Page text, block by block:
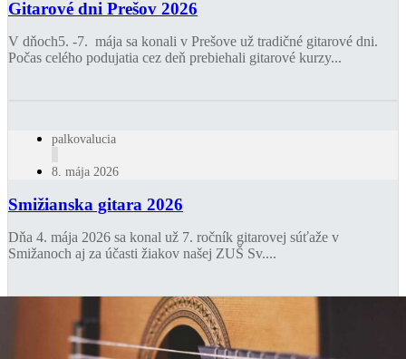
Gitarové dni Prešov 2026
V dňoch5. -7. mája sa konali v Prešove už tradičné gitarové dni.
Počas celého podujatia cez deň prebiehali gitarové kurzy...
palkovalucia
8. mája 2026
Smižianska gitara 2026
Dňa 4. mája 2026 sa konal už 7. ročník gitarovej súťaže v
Smižanoch aj za účasti žiakov našej ZUŠ Sv....